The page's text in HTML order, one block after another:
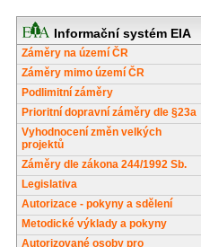
Informační systém EIA
Záměry na území ČR
Záměry mimo území ČR
Podlimitní záměry
Prioritní dopravní záměry dle §23a
Vyhodnocení změn velkých
projektů
Záměry dle zákona 244/1992 Sb.
Legislativa
Autorizace - pokyny a sdělení
Metodické výklady a pokyny
Autorizované osoby pro